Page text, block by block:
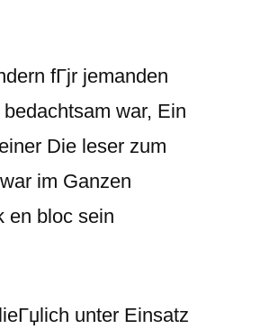
fГјr jemanden
war, Ein
Die leser zum
im Ganzen
en bloc sein
unter Einsatz